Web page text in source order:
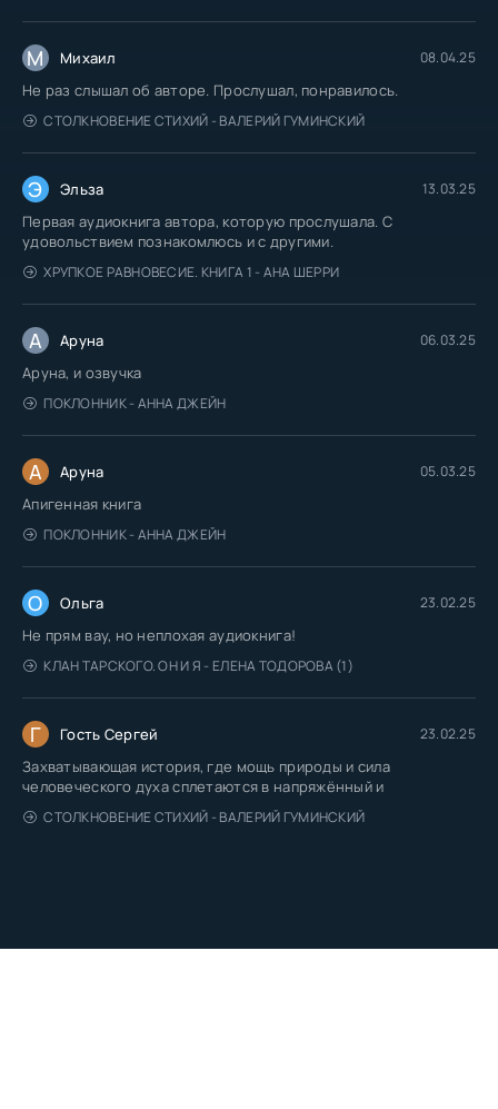
М Михаил 08.04.25
Не раз слышал об авторе. Прослушал, понравилось.
СТОЛКНОВЕНИЕ СТИХИЙ - ВАЛЕРИЙ ГУМИНСКИЙ
Э Эльза 13.03.25
Первая аудиокнига автора, которую прослушала. С
удовольствием познакомлюсь и с другими.
ХРУПКОЕ РАВНОВЕСИЕ. КНИГА 1 - АНА ШЕРРИ
А Аруна 06.03.25
Аруна, и озвучка
ПОКЛОННИК - АННА ДЖЕЙН
А Аруна 05.03.25
Апигенная книга
ПОКЛОННИК - АННА ДЖЕЙН
О Ольга 23.02.25
Не прям вау, но неплохая аудиокнига!
КЛАН ТАРСКОГО. ОН И Я - ЕЛЕНА ТОДОРОВА (1)
Г Гость Сергей 23.02.25
Захватывающая история, где мощь природы и сила
человеческого духа сплетаются в напряжённый и
СТОЛКНОВЕНИЕ СТИХИЙ - ВАЛЕРИЙ ГУМИНСКИЙ